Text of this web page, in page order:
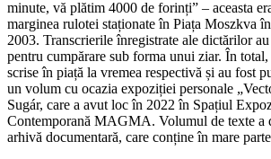
minute, vă plătim 4000 de forinți” – aceasta
marginea rulotei staționate în Piața Moszkva
2003. Transcrierile înregistrate ale dictărilor
pentru cumpărare sub forma unui ziar. În
scrise în piață la vremea respectivă și au fost
un volum cu ocazia expoziției personale
Sugár, care a avut loc în 2022 în Spațiul
Contemporană MAGMA. Volumul de texte a
arhivă documentară, care conține în mare